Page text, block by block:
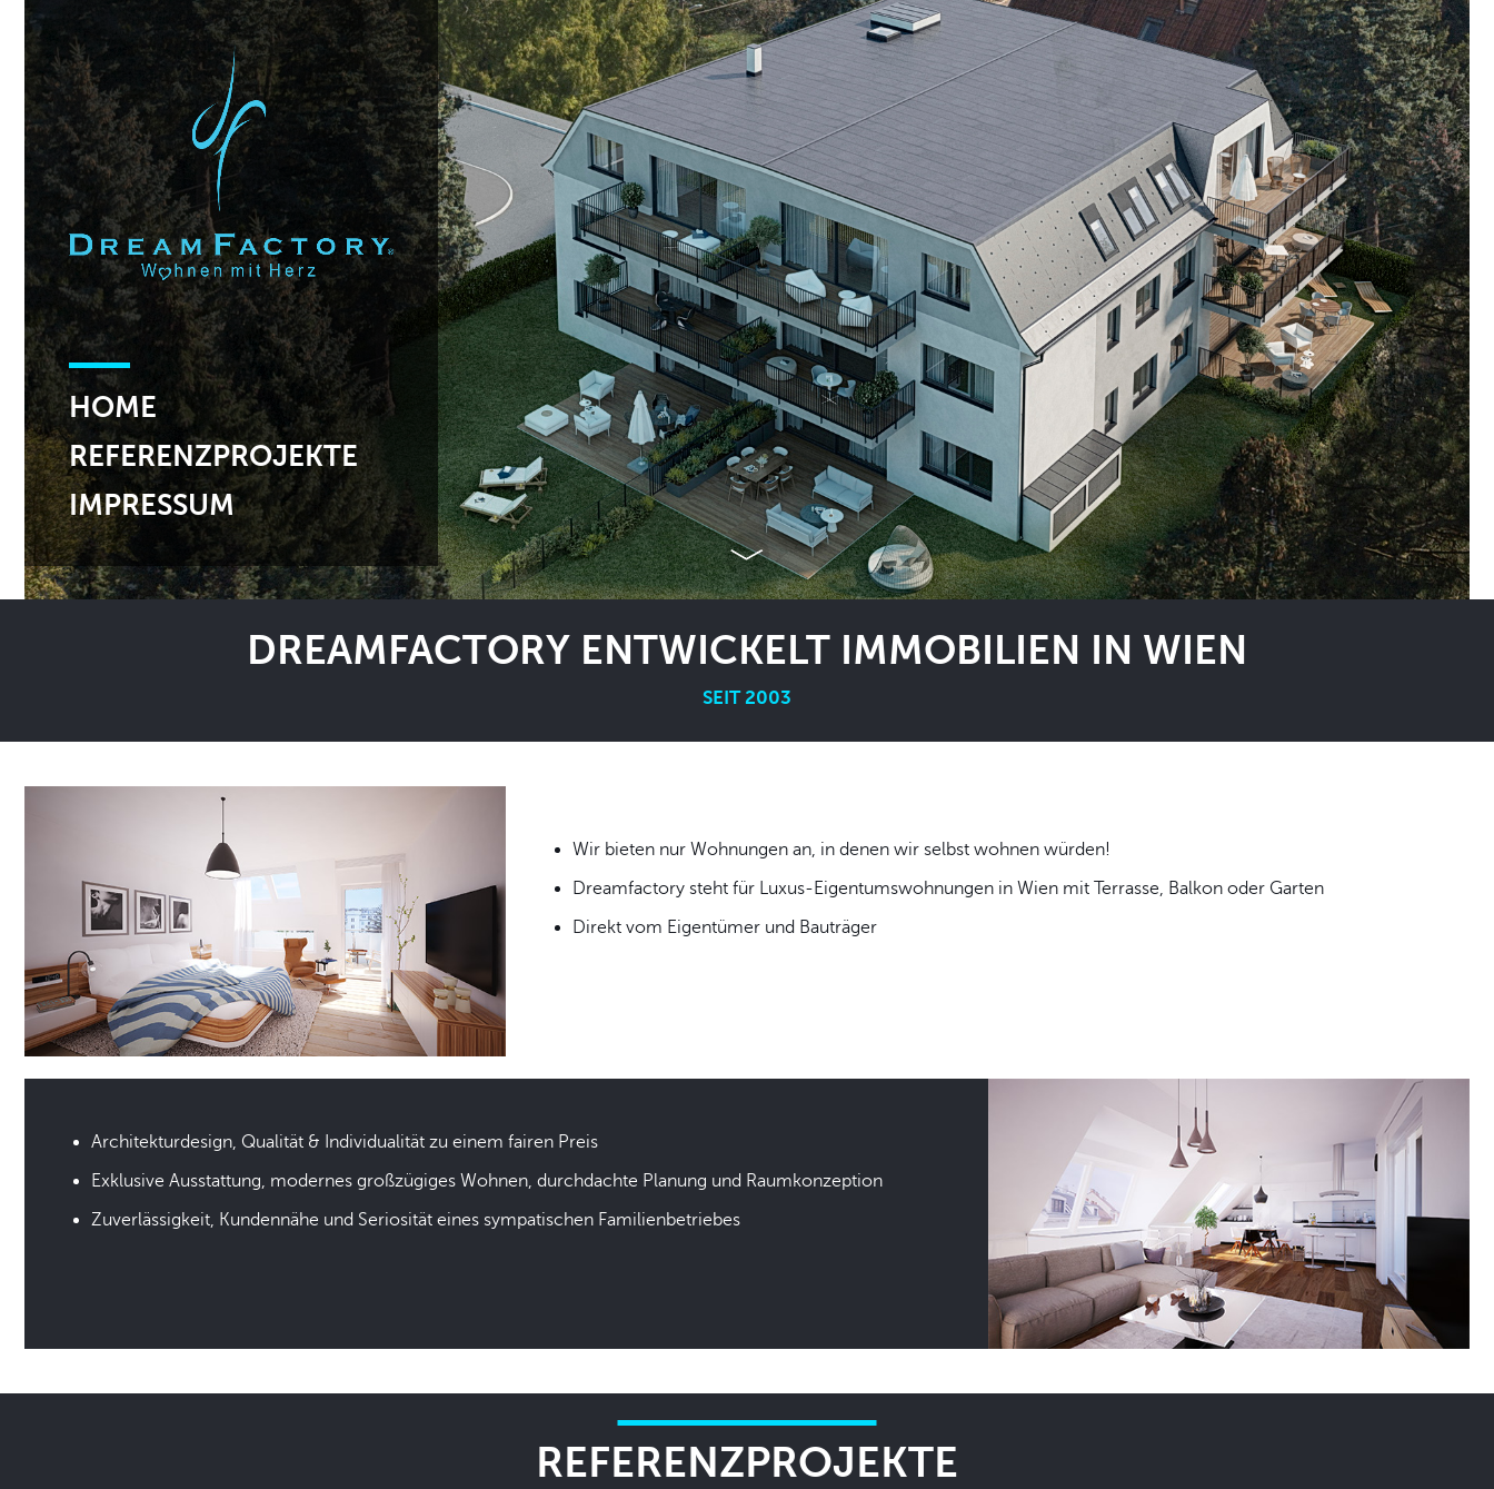
HOME
REFERENZPROJEKTE
IMPRESSUM
DREAMFACTORY ENTWICKELT IMMOBILIEN IN WIEN
SEIT 2003
Wir bieten nur Wohnungen an, in denen wir selbst wohnen würden!
Dreamfactory steht für Luxus-Eigentumswohnungen in Wien mit Terrasse, Balkon oder Garten
Direkt vom Eigentümer und Bauträger
Architekturdesign, Qualität & Individualität zu einem fairen Preis
Exklusive Ausstattung, modernes großzügiges Wohnen, durchdachte Planung und Raumkonzeption
Zuverlässigkeit, Kundennähe und Seriosität eines sympatischen Familienbetriebes
REFERENZPROJEKTE